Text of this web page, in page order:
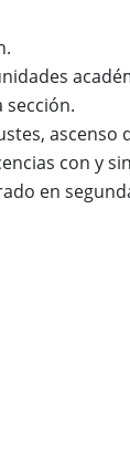
ascenso
con y
en